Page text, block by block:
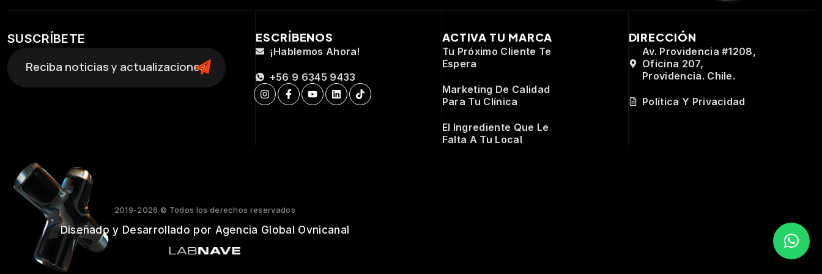
SUSCRÍBETE ESCRÍBENOS
¡Hablemos Ahora!
+56 9 6345 9433
ACTIVA TU MARCA
Tu Próximo Cliente Te
Espera
Marketing De Calidad
Para Tu Clínica
El Ingrediente Que Le
Falta A Tu Local
DIRECCIÓN
Av. Providencia #1208,
Oficina 207,
Providencia. Chile.
Política Y Privacidad
2019-2026 © Todos los derechos reservados
Diseñado y Desarrollado por Agencia Global Ovnicanal